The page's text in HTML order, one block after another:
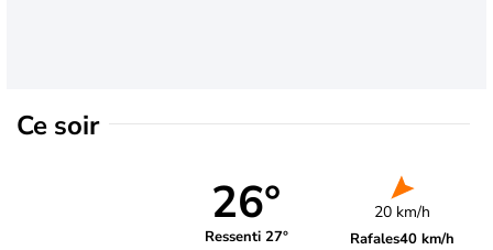
Ce soir
26°
Ressenti 27°
20 km/h
Rafales40 km/h